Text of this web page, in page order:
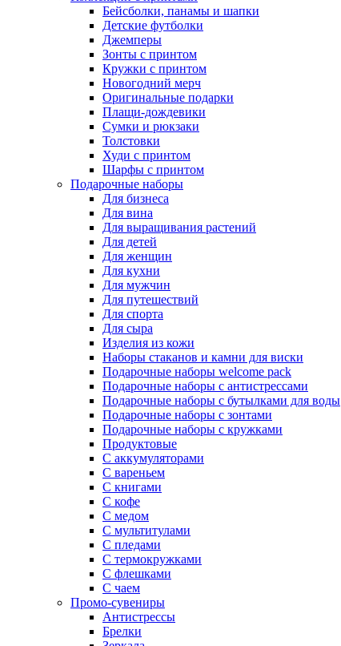
Бейсболки, панамы и шапки
Детские футболки
Джемперы
Зонты с принтом
Кружки с принтом
Новогодний мерч
Оригинальные подарки
Плащи-дождевики
Сумки и рюкзаки
Толстовки
Худи с принтом
Шарфы с принтом
Подарочные наборы
Для бизнеса
Для вина
Для выращивания растений
Для детей
Для женщин
Для кухни
Для мужчин
Для путешествий
Для спорта
Для сыра
Изделия из кожи
Наборы стаканов и камни для виски
Подарочные наборы welcome pack
Подарочные наборы с антистрессами
Подарочные наборы с бутылками для воды
Подарочные наборы с зонтами
Подарочные наборы с кружками
Продуктовые
С аккумуляторами
С вареньем
С книгами
С кофе
С медом
С мультитулами
С пледами
С термокружками
С флешками
С чаем
Промо-сувениры
Антистрессы
Брелки